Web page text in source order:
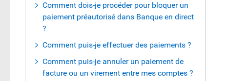
Comment dois-je procéder pour bloquer un
paiement préautorisé dans Banque en direct
?
Comment puis-je effectuer des paiements ?
Comment puis-je annuler un paiement de
facture ou un virement entre mes comptes ?